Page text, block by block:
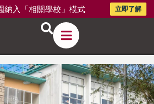
納入「相關學校」模式 立即了解